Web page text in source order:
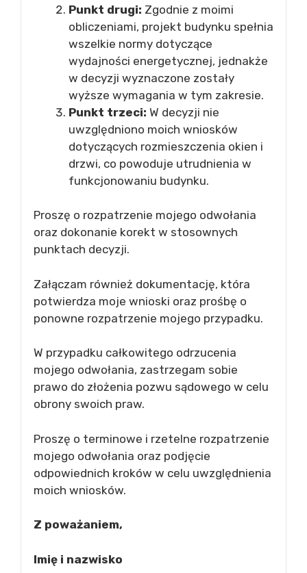
Punkt drugi: Zgodnie z moimi
obliczeniami, projekt budynku spełnia
wszelkie normy dotyczące
wydajności energetycznej, jednakże
w decyzji wyznaczone zostały
wyższe wymagania w tym zakresie.
Punkt trzeci: W decyzji nie
uwzględniono moich wniosków
dotyczących rozmieszczenia okien i
drzwi, co powoduje utrudnienia w
funkcjonowaniu budynku.
Proszę o rozpatrzenie mojego odwołania
oraz dokonanie korekt w stosownych
punktach decyzji.
Załączam również dokumentację, która
potwierdza moje wnioski oraz prośbę o
ponowne rozpatrzenie mojego przypadku.
W przypadku całkowitego odrzucenia
mojego odwołania, zastrzegam sobie
prawo do złożenia pozwu sądowego w celu
obrony swoich praw.
Proszę o terminowe i rzetelne rozpatrzenie
mojego odwołania oraz podjęcie
odpowiednich kroków w celu uwzględnienia
moich wniosków.
Z poważaniem,
Imię i nazwisko